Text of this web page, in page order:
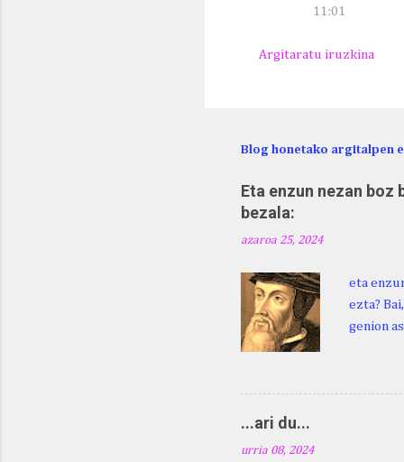
11:01
Argitaratu iruzkina
Blog honetako argitalpen
Eta enzun nezan
bezala:
azaroa 25, 2024
eta
ezta?
genion
digu
Duhauk
...ari du...
urria 08, 2024